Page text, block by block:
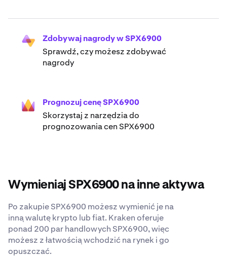
Zdobywaj nagrody w SPX6900
Sprawdź, czy możesz zdobywać
nagrody
Prognozuj cenę SPX6900
Skorzystaj z narzędzia do
prognozowania cen SPX6900
Wymieniaj SPX6900 na inne aktywa
Po zakupie SPX6900 możesz wymienić je na
inną walutę krypto lub fiat. Kraken oferuje
ponad 200 par handlowych SPX6900, więc
możesz z łatwością wchodzić na rynek i go
opuszczać.